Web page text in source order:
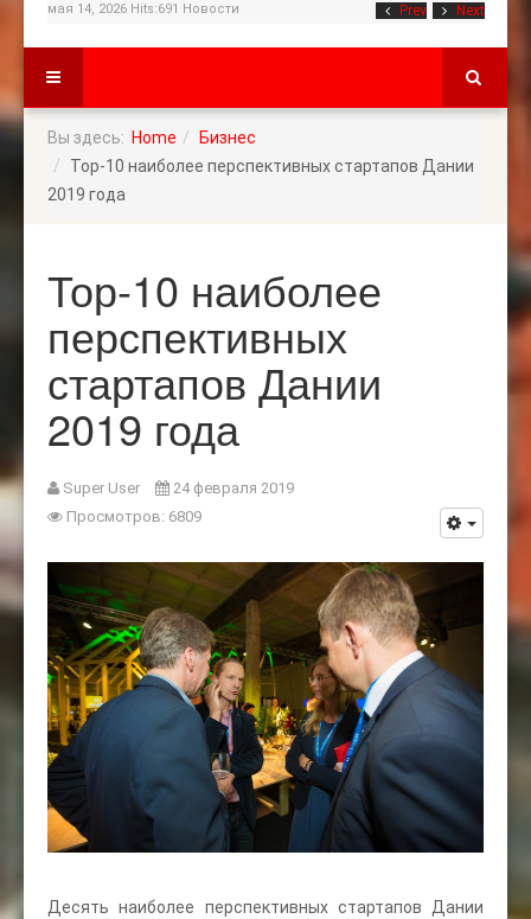
Prev Next
мая 14, 2026 Hits:691 Новости
Вы здесь: Home
Бизнес
Тор-10 наиболее перспективных стартапов Дании
2019 года
Тор-10 наиболее
перспективных
стартапов Дании
2019 года
Super User
24 февраля 2019
Просмотров: 6809
Десять наиболее перспективных стартапов Дании